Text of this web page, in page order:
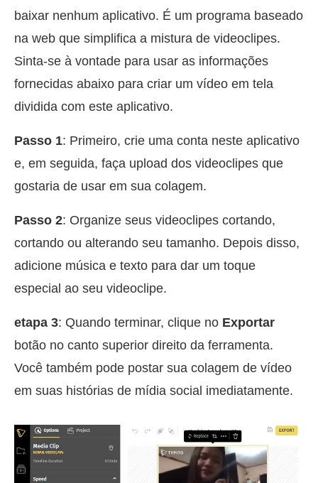
baixar nenhum aplicativo. É um programa baseado
na web que simplifica a mistura de videoclipes.
Sinta-se à vontade para usar as informações
fornecidas abaixo para criar um vídeo em tela
dividida com este aplicativo.
Passo 1: Primeiro, crie uma conta neste aplicativo
e, em seguida, faça upload dos videoclipes que
gostaria de usar em sua colagem.
Passo 2: Organize seus videoclipes cortando,
cortando ou alterando seu tamanho. Depois disso,
adicione música e texto para dar um toque
especial ao seu videoclipe.
etapa 3: Quando terminar, clique no Exportar
botão no canto superior direito da ferramenta.
Você também pode postar sua colagem de vídeo
em suas histórias de mídia social imediatamente.